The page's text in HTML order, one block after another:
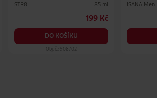
STR8 85 ml
199 Kč
DO KOŠÍKU
Obj. č.: 908702
ISANA Men